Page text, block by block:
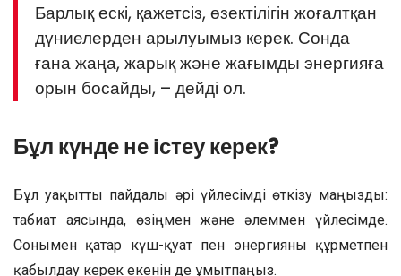
Барлық ескі, қажетсіз, өзектілігін жоғалтқан
дүниелерден арылуымыз керек. Сонда
ғана жаңа, жарық және жағымды энергияға
орын босайды, – дейді ол.
Бұл күнде не істеу керек?
Бұл уақытты пайдалы әрі үйлесімді өткізу маңызды:
табиғат аясында, өзіңмен және әлеммен үйлесімде.
Сонымен қатар күш-қуат пен энергияны құрметпен
қабылдау керек екенін де ұмытпаңыз.